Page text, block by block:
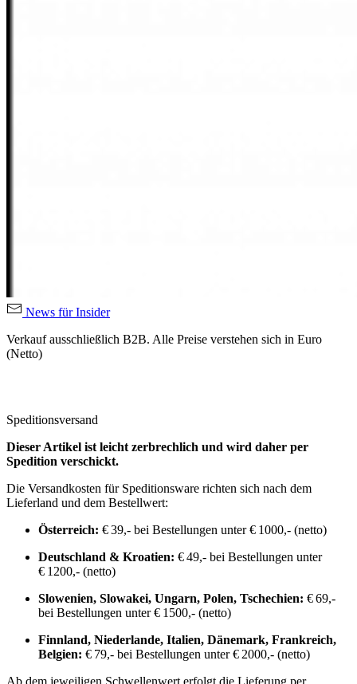
News für Insider
Verkauf ausschließlich B2B. Alle Preise verstehen sich in Euro
(Netto)
Speditionsversand
Dieser Artikel ist leicht zerbrechlich und wird daher per
Spedition verschickt.
Die Versandkosten für Speditionsware richten sich nach dem
Lieferland und dem Bestellwert:
Österreich: € 39,- bei Bestellungen unter € 1000,- (netto)
Deutschland & Kroatien: € 49,- bei Bestellungen unter
€ 1200,- (netto)
Slowenien, Slowakei, Ungarn, Polen, Tschechien: € 69,-
bei Bestellungen unter € 1500,- (netto)
Finnland, Niederlande, Italien, Dänemark, Frankreich,
Belgien: € 79,- bei Bestellungen unter € 2000,- (netto)
Ab dem jeweiligen Schwellenwert erfolgt die Lieferung per